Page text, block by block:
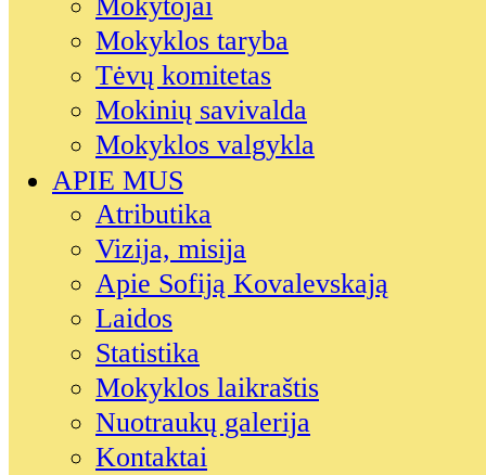
Mokyklos taryba
Tėvų komitetas
Mokinių savivalda
Mokyklos valgykla
APIE MUS
Atributika
Vizija, misija
Apie Sofiją Kovalevskają
Laidos
Statistika
Mokyklos laikraštis
Nuotraukų galerija
Kontaktai